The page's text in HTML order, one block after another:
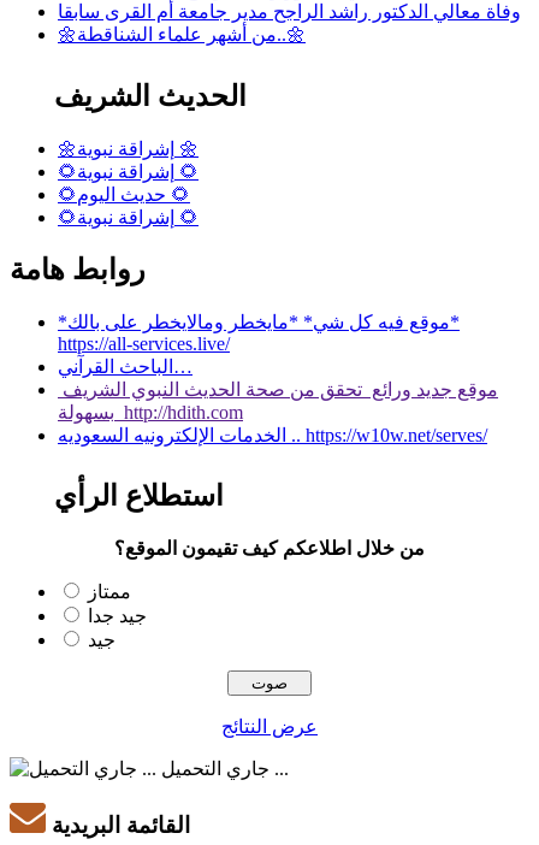
وفاة معالي الدكتور راشد الراجح مدير جامعة أم القرى سابقا
🌼من أشهر علماء الشناقطة..🌼
الحديث الشريف
🌼إشراقة نبوية 🌼
🌻إشراقة نبوية 🌻
🌻حديث اليوم 🌻
🌻إشراقة نبوية 🌻
روابط هامة
*موقع فيه كل شي* *مايخطر ومالايخطر على بالك*
https://all-services.live/
الباحث القرآني…
موقع جديد ورائع تحقق من صحة الحديث النبوي الشريف
بسهولة http://hdith.com
الخدمات الإلكترونيه السعوديه .. https://w10w.net/serves/
استطلاع الرأي
من خلال اطلاعكم كيف تقيمون الموقع؟
ممتاز
جيد جدا
جيد
عرض النتائج
جاري التحميل ...
القائمة البريدية